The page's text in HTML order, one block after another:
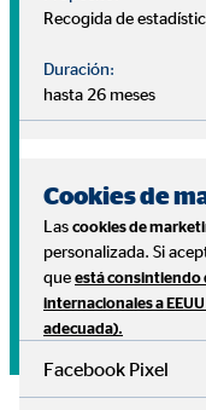
Recogida de
Duración:
hasta 26 meses
Cookies de
Las cookies de
personalizada. Si
que está consintiendo
internacionales a
adecuada).
Facebook Pixel